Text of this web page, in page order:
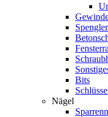
Bits
Nägel